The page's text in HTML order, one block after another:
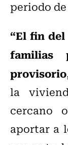
periodo de
“El fin
familias
provisorio
la
cercano
aportar a